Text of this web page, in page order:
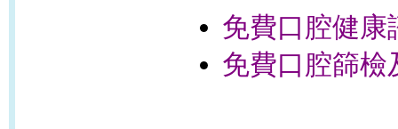
免費口腔健康
免費口腔篩檢